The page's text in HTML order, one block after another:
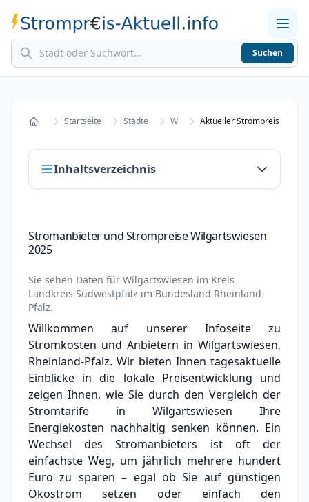
Home
Stromkosten berechnen
Suchen
StartseiteStartseite Städte W
Inhaltsverzeichnis
Wilgartswiesen 2025
Strompreisvergleich Wilgartswiesen 2025
Experten-Analyse: Strommarkt in
Wilgartswiesen
Aktueller Strompreis in Wilgartswiesen
Stromanbieter in der Nähe von
Wilgartswiesen
Stromanbieter und Strompreise Wilgartswiesen
2025
Sie sehen Daten für Wilgartswiesen im Kreis
Landkreis Südwestpfalz im Bundesland Rheinland-
Pfalz.
Willkommen auf unserer Infoseite zu
Stromkosten und Anbietern in Wilgartswiesen,
Rheinland-Pfalz. Wir bieten Ihnen tagesaktuelle
Einblicke in die lokale Preisentwicklung und
zeigen Ihnen, wie Sie durch den Vergleich der
Stromtarife in Wilgartswiesen Ihre
Energiekosten nachhaltig senken können. Ein
Wechsel des Stromanbieters ist oft der
einfachste Weg, um jährlich mehrere hundert
Euro zu sparen – egal ob Sie auf günstigen
Ökostrom setzen oder einfach den